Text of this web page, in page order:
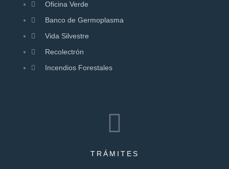
Oficina Verde
Banco de Germoplasma
Vida Silvestre
Recolectrón
Incendios Forestales
TRÁMITES